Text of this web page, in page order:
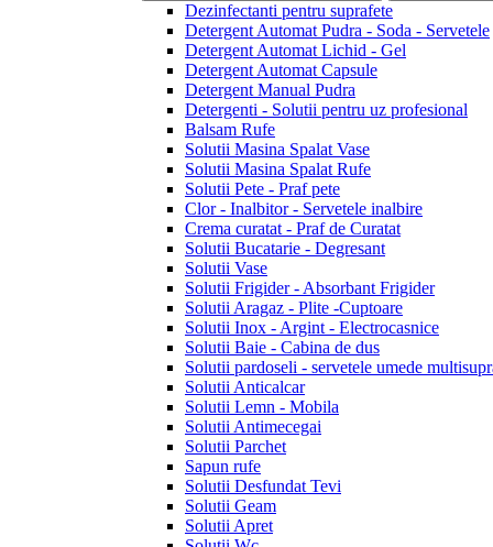
Dezinfectanti pentru suprafete
Detergent Automat Pudra - Soda - Servetele
Detergent Automat Lichid - Gel
Detergent Automat Capsule
Detergent Manual Pudra
Detergenti - Solutii pentru uz profesional
Balsam Rufe
Solutii Masina Spalat Vase
Solutii Masina Spalat Rufe
Solutii Pete - Praf pete
Clor - Inalbitor - Servetele inalbire
Crema curatat - Praf de Curatat
Solutii Bucatarie - Degresant
Solutii Vase
Solutii Frigider - Absorbant Frigider
Solutii Aragaz - Plite -Cuptoare
Solutii Inox - Argint - Electrocasnice
Solutii Baie - Cabina de dus
Solutii pardoseli - servetele umede
Solutii Anticalcar
Solutii Lemn - Mobila
Solutii Antimecegai
Solutii Parchet
Sapun rufe
Solutii Desfundat Tevi
Solutii Geam
Solutii Apret